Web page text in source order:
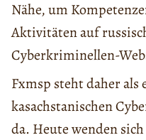
Nähe, um
Aktivitäten auf
Cyberkriminellen-
Fxmsp steht daher
kasachstanischen
da. Heute wenden